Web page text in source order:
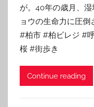
が。40年の歳月、
ョウの生命力に圧倒
#柏市 #柏ビレジ #
桜 #街歩き
Continue reading